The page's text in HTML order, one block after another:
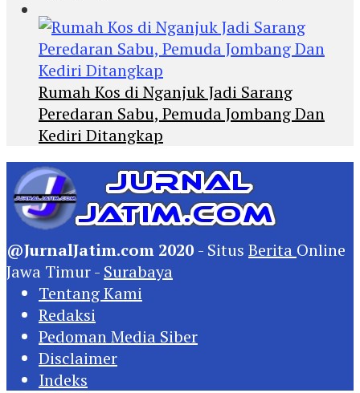
Rumah Kos di Nganjuk Jadi Sarang
Peredaran Sabu, Pemuda Jombang Dan
Kediri Ditangkap
@JurnalJatim.com 2020 - Situs Berita Online
Jawa Timur - Surabaya
Tentang Kami
Redaksi
Pedoman Media Siber
Disclaimer
Indeks